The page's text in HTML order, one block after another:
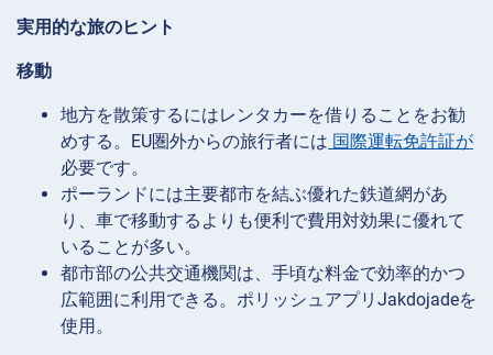
実用的な旅のヒント
移動
地方を散策するにはレンタカーを借りることをお勧
めする。EU圏外からの旅行者には 国際運転免許証が
必要です。
ポーランドには主要都市を結ぶ優れた鉄道網があ
り、車で移動するよりも便利で費用対効果に優れて
いることが多い。
都市部の公共交通機関は、手頃な料金で効率的かつ
広範囲に利用できる。ポリッシュアプリJakdojadeを
使用。